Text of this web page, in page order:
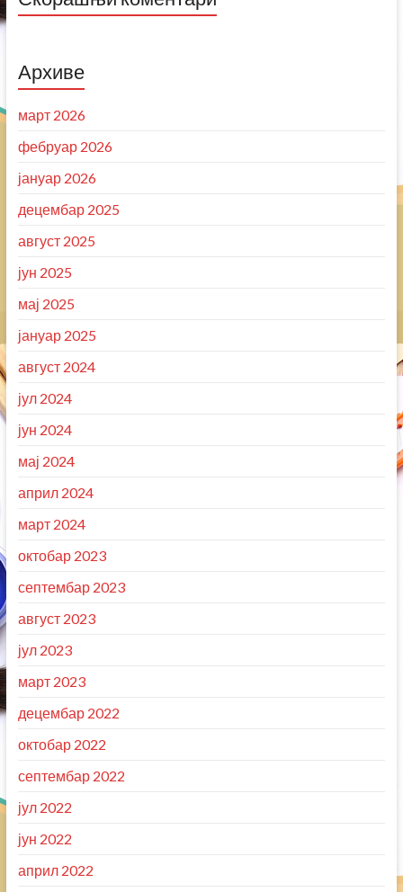
Архиве
март 2026
фебруар 2026
јануар 2026
децембар 2025
август 2025
јун 2025
мај 2025
јануар 2025
август 2024
јул 2024
јун 2024
мај 2024
април 2024
март 2024
октобар 2023
септембар 2023
август 2023
јул 2023
март 2023
децембар 2022
октобар 2022
септембар 2022
јул 2022
јун 2022
април 2022